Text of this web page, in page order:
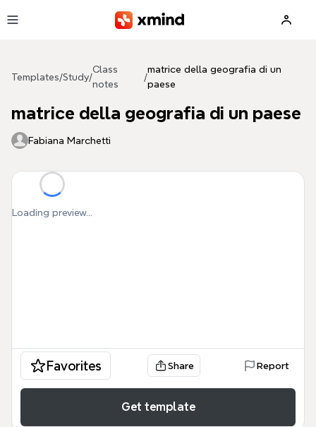
Templates/Study/
Class
notes
/
matrice della geografia di un
paese
matrice della geografia di un paese
Fabiana Marchetti
Loading preview...
Favorites Share Report
Get template